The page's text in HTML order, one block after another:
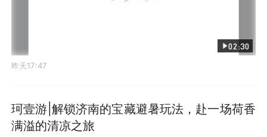
02:30
昨天17:47
珂壹游|解锁济南的宝藏避暑玩法，赴一场荷香
满溢的清凉之旅